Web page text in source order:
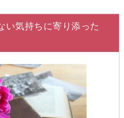
い気持ちに寄り添った